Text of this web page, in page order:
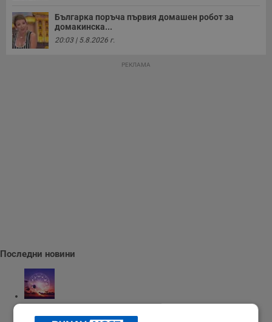
Българка поръча първия домашен робот за
домакинска...
20:03 | 5.8.2026 г.
РЕКЛАМА
Последни новини
Седмичен хороскоп за 10 - 16 август 2026